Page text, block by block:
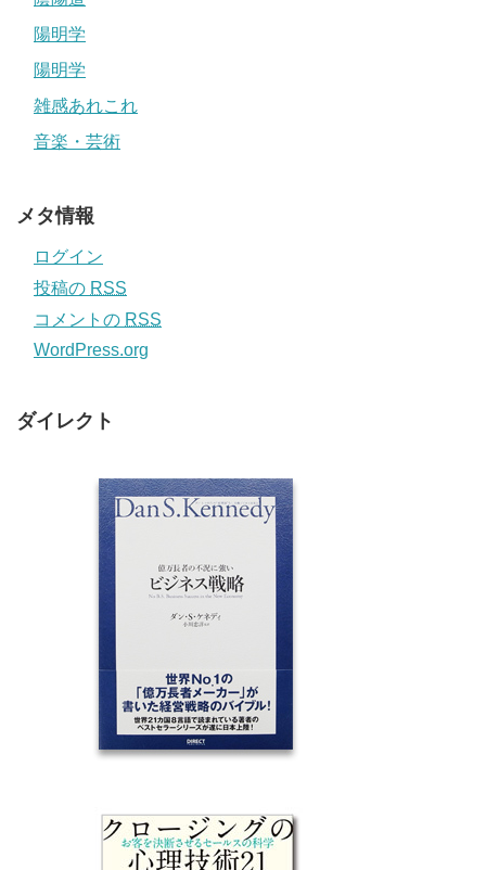
陽明学
陽明学
雑感あれこれ
音楽・芸術
メタ情報
ログイン
投稿の RSS
コメントの RSS
WordPress.org
ダイレクト